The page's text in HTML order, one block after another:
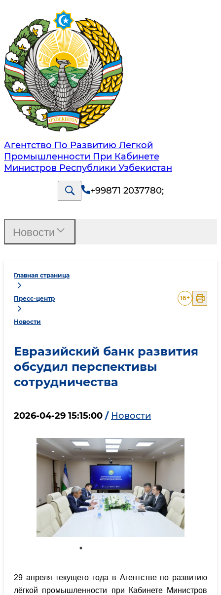
Агентство По Развитию Легкой
Промышленности При Кабинете
Министров Республики Узбекистан
+99871 2037780;
Главная страница
Пресс-центр
Новости
16+
Евразийский банк развития
обсудил перспективы
сотрудничества
2026-04-29 15:15:00 / Новости
29 апреля текущего года в Агентстве по развитию
лёгкой промышленности при Кабинете Министров
Новости